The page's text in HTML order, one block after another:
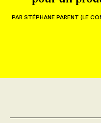
TOUTES LES
PAR STÉPHANE PARENT (LE